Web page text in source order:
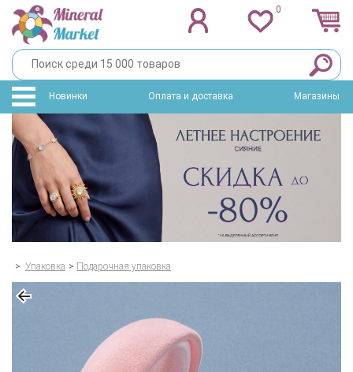
0
Новинки Оплата и доставка Магазины
> Упаковка > Подарочная упаковка